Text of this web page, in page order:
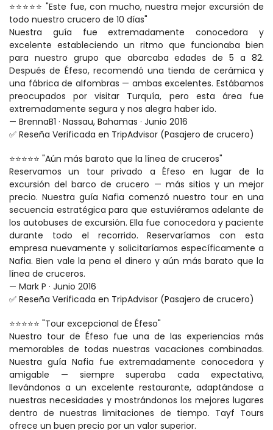
⭐⭐⭐⭐⭐ "Este fue, con mucho, nuestra mejor excursión de
todo nuestro crucero de 10 días"
Nuestra guía fue extremadamente conocedora y
excelente estableciendo un ritmo que funcionaba bien
para nuestro grupo que abarcaba edades de 5 a 82.
Después de Éfeso, recomendó una tienda de cerámica y
una fábrica de alfombras — ambas excelentes. Estábamos
preocupados por visitar Turquía, pero esta área fue
extremadamente segura y nos alegra haber ido.
— BrennaB1 · Nassau, Bahamas · Junio 2016
✅ Reseña Verificada en TripAdvisor (Pasajero de crucero)
⭐⭐⭐⭐⭐ "Aún más barato que la línea de cruceros"
Reservamos un tour privado a Éfeso en lugar de la
excursión del barco de crucero — más sitios y un mejor
precio. Nuestra guía Nafia comenzó nuestro tour en una
secuencia estratégica para que estuviéramos adelante de
los autobuses de excursión. Ella fue conocedora y paciente
durante todo el recorrido. Reservaríamos con esta
empresa nuevamente y solicitaríamos específicamente a
Nafia. Bien vale la pena el dinero y aún más barato que la
línea de cruceros.
— Mark P · Junio 2016
✅ Reseña Verificada en TripAdvisor (Pasajero de crucero)
⭐⭐⭐⭐⭐ "Tour excepcional de Éfeso"
Nuestro tour de Éfeso fue una de las experiencias más
memorables de todas nuestras vacaciones combinadas.
Nuestra guía Nafia fue extremadamente conocedora y
amigable — siempre superaba cada expectativa,
llevándonos a un excelente restaurante, adaptándose a
nuestras necesidades y mostrándonos los mejores lugares
dentro de nuestras limitaciones de tiempo. Tayf Tours
ofrece un buen precio por un valor superior.